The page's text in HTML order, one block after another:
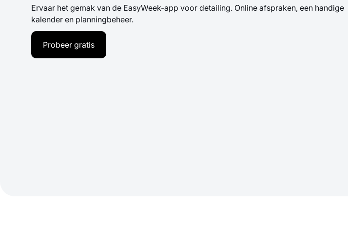
Ervaar het gemak van de EasyWeek-app voor detailing. Online afspraken, een handige
kalender en planningbeheer.
Probeer gratis